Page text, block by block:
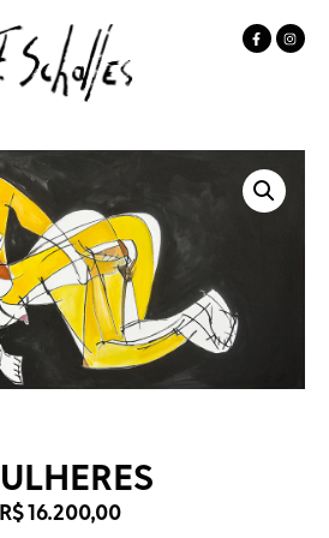
R$16.200,00